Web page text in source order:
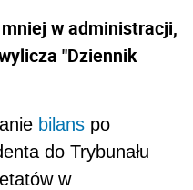
w administracji,
"Dziennik
bilans po
do Trybunału
w